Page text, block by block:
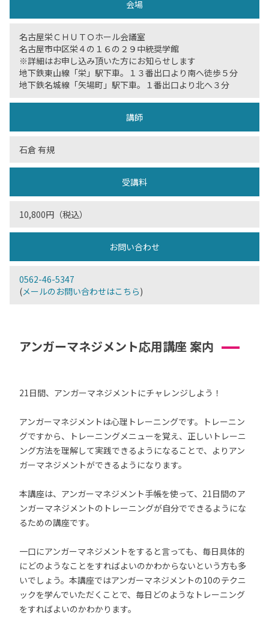
会場
名古屋栄ＣＨＵＴＯホール会議室
名古屋市中区栄４の１６の２９中統奨学館
※詳細はお申し込み頂いた方にお知らせします
地下鉄東山線「栄」駅下車。１３番出口より南へ徒歩５分
地下鉄名城線「矢場町」駅下車。１番出口より北へ３分
講師
石倉 有規
受講料
10,800円（税込）
お問い合わせ
0562-46-5347
(メールのお問い合わせはこちら)
アンガーマネジメント応用講座 案内
21日間、アンガーマネジメントにチャレンジしよう！
アンガーマネジメントは心理トレーニングです。トレーニン
グですから、トレーニングメニューを覚え、正しいトレーニ
ング方法を理解して実践できるようになることで、よりアン
ガーマネジメントができるようになります。
本講座は、アンガーマネジメント手帳を使って、21日間のア
ンガーマネジメントのトレーニングが自分でできるようにな
るための講座です。
一口にアンガーマネジメントをすると言っても、毎日具体的
にどのようなことをすればよいのかわからないという方も多
いでしょう。本講座ではアンガーマネジメントの10のテクニ
ックを学んでいただくことで、毎日どのようなトレーニング
をすればよいのかわかります。